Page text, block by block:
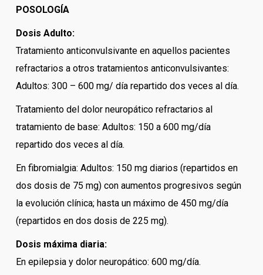
POSOLOGÍA
Dosis Adulto:
Tratamiento anticonvulsivante en aquellos pacientes
refractarios a otros tratamientos anticonvulsivantes:
Adultos: 300 – 600 mg/ día repartido dos veces al día.
Tratamiento del dolor neuropático refractarios al
tratamiento de base: Adultos: 150 a 600 mg/día
repartido dos veces al día.
En fibromialgia: Adultos: 150 mg diarios (repartidos en
dos dosis de 75 mg) con aumentos progresivos según
la evolución clínica; hasta un máximo de 450 mg/día
(repartidos en dos dosis de 225 mg).
Dosis máxima diaria:
En epilepsia y dolor neuropático: 600 mg/día.